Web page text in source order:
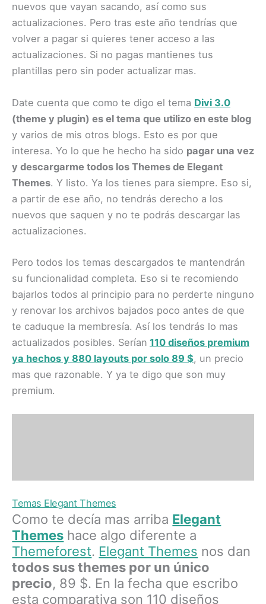
nuevos que vayan sacando, así como sus
actualizaciones. Pero tras este año tendrías que
volver a pagar si quieres tener acceso a las
actualizaciones. Si no pagas mantienes tus
plantillas pero sin poder actualizar mas.
Date cuenta que como te digo el tema Divi 3.0
(theme y plugin) es el tema que utilizo en este blog
y varios de mis otros blogs. Esto es por que
interesa. Yo lo que he hecho ha sido pagar una vez
y descargarme todos los Themes de Elegant
Themes. Y listo. Ya los tienes para siempre. Eso si,
a partir de ese año, no tendrás derecho a los
nuevos que saquen y no te podrás descargar las
actualizaciones.
Pero todos los ​temas descargados te mantendrán
su funcionalidad completa. Eso si te recomiendo
bajarlos todos al principio para no perderte ninguno
y renovar los archivos bajados poco antes de que
te caduque la membresía. Así los tendrás lo mas
actualizados posibles. Serían 110 diseños premium
ya hechos y 880 layouts por solo 89 $, un precio
mas que razonable. Y ya te digo que son muy
premium.
Temas Elegant Themes
Como te decía mas arriba Elegant
Themes hace algo diferente a
Themeforest. Elegant Themes nos dan
todos sus themes por un único
precio, 89 $. En la fecha que escribo
esta comparativa son 110 diseños